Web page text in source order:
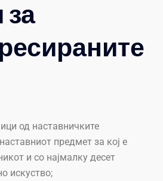
за
од наставничките
предмет за кој е
и со најмалку десет
искуство;